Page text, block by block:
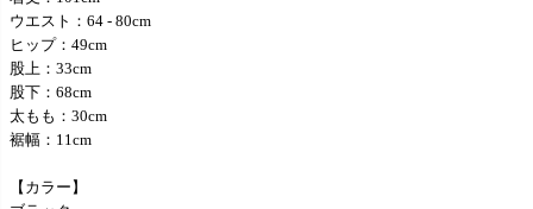
ウエスト：64 - 80cm
ヒップ：49cm
股上：33cm
股下：68cm
太もも：30cm
裾幅：11cm
【カラー】